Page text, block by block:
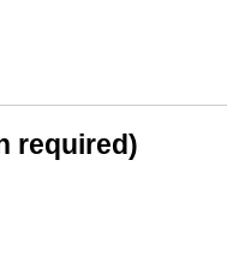
required)